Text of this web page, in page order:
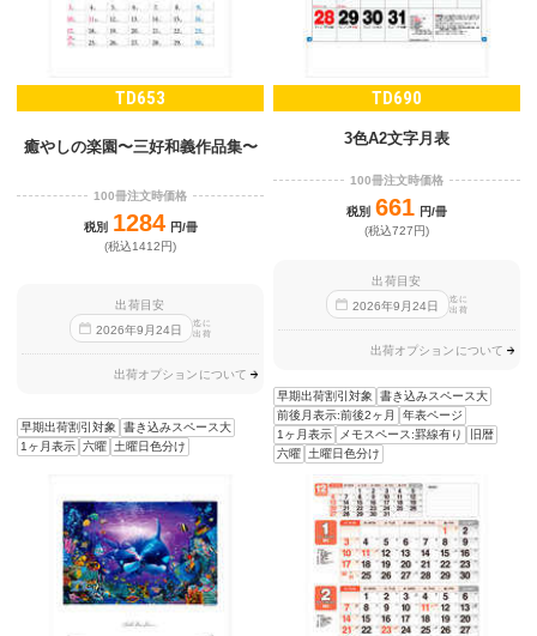
TD653
癒やしの楽園〜三好和義作品集〜
100冊注文時価格
税別 1284 円/冊
(税込1412円)
出荷目安
2026年9 月24日
迄に
出荷
出荷オプションについて
早期出荷割引対象
書き込みスペース大
1ヶ月表示 六曜 土曜日色分け
TD690
3色A2文字月表
100冊注文時価格
税別 661 円/冊
(税込727円)
出荷目安
2026年9 月24日
迄に
出荷
出荷オプションについて
早期出荷割引対象
書き込みスペース大
前後月表示:前後2ヶ月
年表ページ
1ヶ月表示
メモスペース:罫線有り
旧暦
六曜 土曜日色分け